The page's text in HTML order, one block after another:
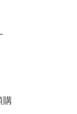
購